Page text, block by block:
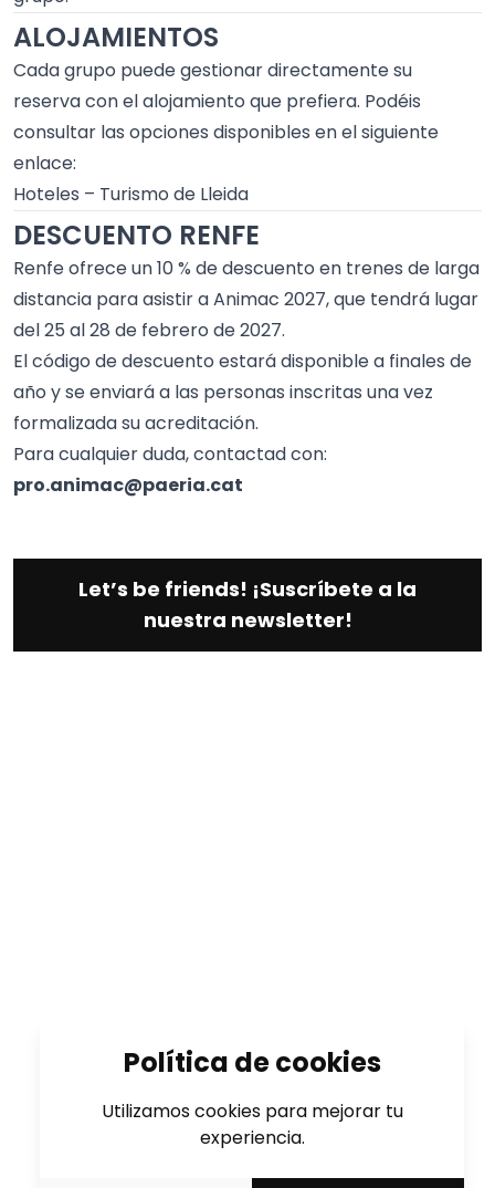
ALOJAMIENTOS
Cada grupo puede gestionar directamente su
reserva con el alojamiento que prefiera. Podéis
consultar las opciones disponibles en el siguiente
enlace:
Hoteles – Turismo de Lleida
DESCUENTO RENFE
Renfe ofrece un 10 % de descuento en trenes de larga
distancia para asistir aAnimac 2027, que tendrá lugar
del 25 al 28 de febrero de 2027.
El código de descuento estará disponible a finales de
año y se enviará a las personas inscritas una vez
formalizada su acreditación.
Para cualquier duda, contactad con:
pro.animac@paeria.cat
Let’s be friends! ¡Suscríbete a la
nuestra newsletter!
Política de cookies
Utilizamos cookies para mejorar tu
experiencia.